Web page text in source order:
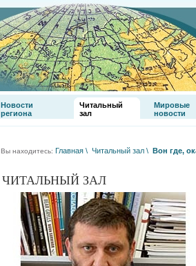
Новости
региона
Читальный
зал
Мировые
новости
Вы находитесь: Главная \ Читальный зал \ Вон где,
ЧИТАЛЬНЫЙ ЗАЛ